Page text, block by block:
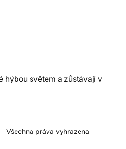
hýbou světem a zůstávají v
Všechna práva vyhrazena